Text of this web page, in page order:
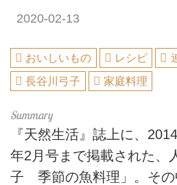
2020-02-13
おいしいもの レシピ
長谷川弓子
家庭料理
『天然生活』誌上に、
年2月号まで掲載された、
子 季節の魚料理」。その